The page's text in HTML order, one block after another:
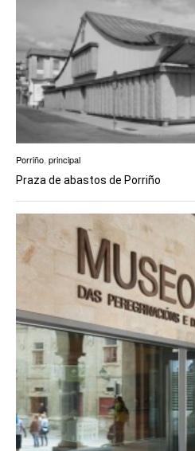
Porriño principal
Praza de abastos de Porriño